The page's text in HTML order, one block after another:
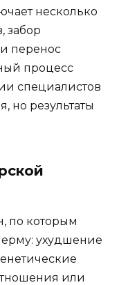
несколько
забор
перенос
процесс
специалистов
но результаты
по которым
ухудшение
или